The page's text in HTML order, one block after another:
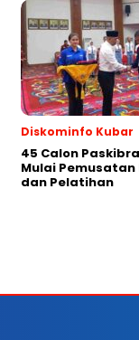
Diskominfo Kubar
45 Calon
Mulai
dan Pelatihan